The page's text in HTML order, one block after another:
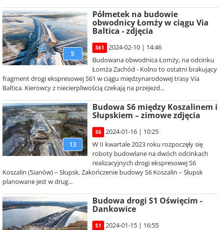
5
Półmetek na budowie
obwodnicy Łomży w ciągu Via
Baltica - zdjęcia
S61
2024-02-10 | 14:46
Budowana obwodnica Łomży, na odcinku
Łomża Zachód - Kolno to ostatni brakujący
fragment drogi ekspresowej S61 w ciągu międzynarodowej trasy Via
Baltica. Kierowcy z niecierpliwością czekają na przejezd...
13
Budowa S6 między Koszalinem i
Słupskiem – zimowe zdjęcia
S6
2024-01-16 | 10:25
W II kwartale 2023 roku rozpoczęły się
roboty budowlane na dwóch odcinkach
realizacyjnych drogi ekspresowej S6
Koszalin (Sianów) – Słupsk. Zakończenie budowy S6 Koszalin – Słupsk
planowane jest w drug...
Budowa drogi S1 Oświęcim -
Dankowice
S1
2024-01-15 | 16:55